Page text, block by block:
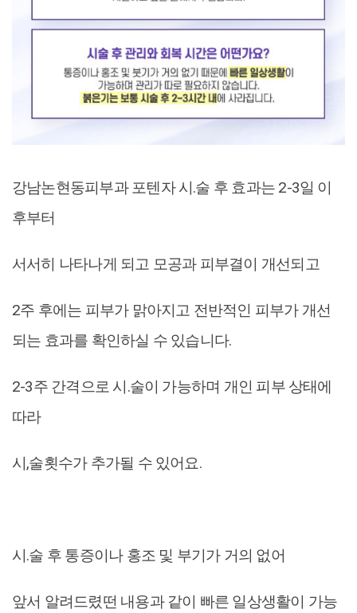
강남논현동피부과 포텐자 시.술 후 효과는 2-3일 이
후부터
서서히 나타나게 되고 모공과 피부결이 개선되고
2주 후에는 피부가 맑아지고 전반적인 피부가 개선
되는 효과를 확인하실 수 있습니다.
2-3주 간격으로 시.술이 가능하며 개인 피부 상태에
따라
시,술횟수가 추가될 수 있어요.
시.술 후 통증이나 홍조 및 부기가 거의 없어
앞서 알려드렸떤 내용과 같이 빠른 일상생활이 가능